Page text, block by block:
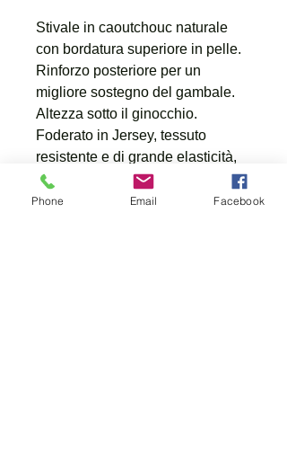
Stivale in caoutchouc naturale
con bordatura superiore in pelle.
Rinforzo posteriore per un
migliore sostegno del gambale.
Altezza sotto il ginocchio.
Foderato in Jersey, tessuto
resistente e di grande elasticità,
che permette di modellare lo
stivale al piede e di seguirne
Phone Email Facebook